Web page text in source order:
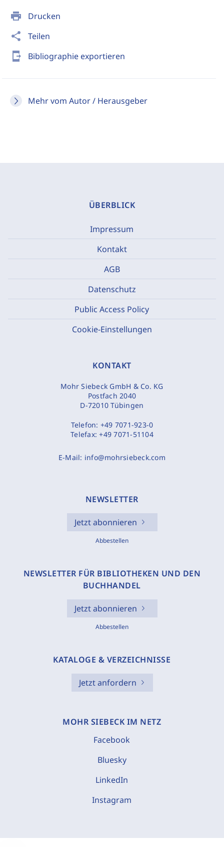
print Drucken
share Teilen
send_to_mobile Bibliographie exportieren
Mehr vom Autor / Herausgeber
ÜBERBLICK
Impressum
Kontakt
AGB
Datenschutz
Public Access Policy
Cookie-Einstellungen
KONTAKT
Mohr Siebeck GmbH & Co. KG
Postfach 2040
D-72010 Tübingen
Telefon: +49 7071-923-0
Telefax:+49 7071-51104
E-Mail: info@mohrsiebeck.com
NEWSLETTER
Jetzt abonnieren
Abbestellen
NEWSLETTER FÜR BIBLIOTHEKEN UND DEN
BUCHHANDEL
Jetzt abonnieren
Abbestellen
KATALOGE & VERZEICHNISSE
Jetzt anfordern
MOHR SIEBECK IM NETZ
Facebook
Bluesky
LinkedIn
Instagram